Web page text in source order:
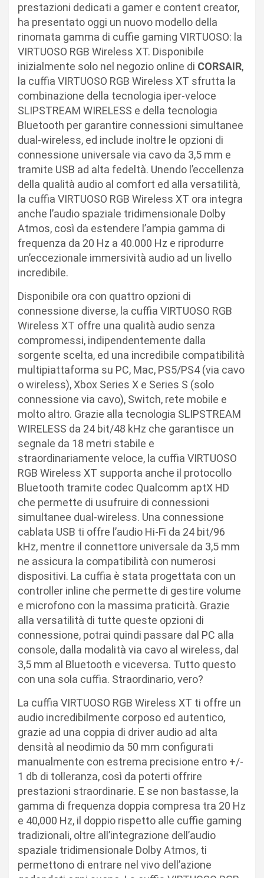
prestazioni dedicati a gamer e content creator,
ha presentato oggi un nuovo modello della
rinomata gamma di cuffie gaming VIRTUOSO: la
VIRTUOSO RGB Wireless XT. Disponibile
inizialmente solo nel negozio online di CORSAIR,
la cuffia VIRTUOSO RGB Wireless XT sfrutta la
combinazione della tecnologia iper-veloce
SLIPSTREAM WIRELESS e della tecnologia
Bluetooth per garantire connessioni simultanee
dual-wireless, ed include inoltre le opzioni di
connessione universale via cavo da 3,5 mm e
tramite USB ad alta fedeltà. Unendo l’eccellenza
della qualità audio al comfort ed alla versatilità,
la cuffia VIRTUOSO RGB Wireless XT ora integra
anche l’audio spaziale tridimensionale Dolby
Atmos, così da estendere l’ampia gamma di
frequenza da 20 Hz a 40.000 Hz e riprodurre
un’eccezionale immersività audio ad un livello
incredibile.
Disponibile ora con quattro opzioni di
connessione diverse, la cuffia VIRTUOSO RGB
Wireless XT offre una qualità audio senza
compromessi, indipendentemente dalla
sorgente scelta, ed una incredibile compatibilità
multipiattaforma su PC, Mac, PS5/PS4 (via cavo
o wireless), Xbox Series X e Series S (solo
connessione via cavo), Switch, rete mobile e
molto altro. Grazie alla tecnologia SLIPSTREAM
WIRELESS da 24 bit/48 kHz che garantisce un
segnale da 18 metri stabile e
straordinariamente veloce, la cuffia VIRTUOSO
RGB Wireless XT supporta anche il protocollo
Bluetooth tramite codec Qualcomm aptX HD
che permette di usufruire di connessioni
simultanee dual-wireless. Una connessione
cablata USB ti offre l’audio Hi-Fi da 24 bit/96
kHz, mentre il connettore universale da 3,5 mm
ne assicura la compatibilità con numerosi
dispositivi. La cuffia è stata progettata con un
controller inline che permette di gestire volume
e microfono con la massima praticità. Grazie
alla versatilità di tutte queste opzioni di
connessione, potrai quindi passare dal PC alla
console, dalla modalità via cavo al wireless, dal
3,5 mm al Bluetooth e viceversa. Tutto questo
con una sola cuffia. Straordinario, vero?
La cuffia VIRTUOSO RGB Wireless XT ti offre un
audio incredibilmente corposo ed autentico,
grazie ad una coppia di driver audio ad alta
densità al neodimio da 50 mm configurati
manualmente con estrema precisione entro +/-
1 db di tolleranza, così da poterti offrire
prestazioni straordinarie. E se non bastasse, la
gamma di frequenza doppia compresa tra 20 Hz
e 40,000 Hz, il doppio rispetto alle cuffie gaming
tradizionali, oltre all’integrazione dell’audio
spaziale tridimensionale Dolby Atmos, ti
permettono di entrare nel vivo dell’azione